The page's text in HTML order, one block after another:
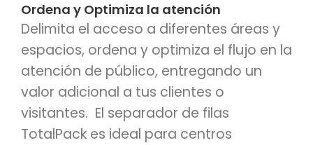
Ordena y Optimiza la atención
Delimita el acceso a diferentes áreas y
espacios, ordena y optimiza el flujo en la
atención de público, entregando un
valor adicional a tus clientes o
visitantes. El separador de filas
TotalPack es ideal para centros